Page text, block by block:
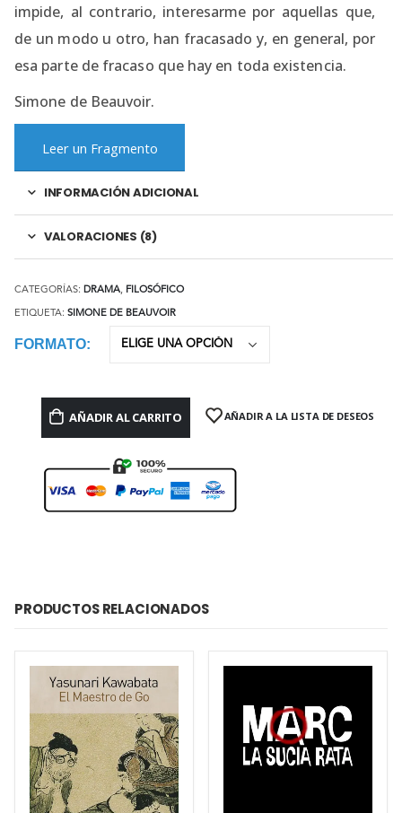
impide, al contrario, interesarme por aquellas que,
de un modo u otro, han fracasado y, en general, por
esa parte de fracaso que hay en toda existencia.
Simone de Beauvoir.
Leer un Fragmento
INFORMACIÓN ADICIONAL
VALORACIONES (8)
CATEGORÍAS: DRAMA, FILOSÓFICO
ETIQUETA: SIMONE DE BEAUVOIR
FORMATO
AÑADIR AL CARRITO AÑADIR A LA LISTA DE DESEOS
PRODUCTOS RELACIONADOS